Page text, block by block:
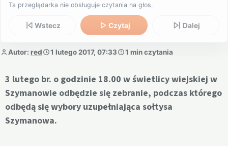
Ta przeglądarka nie obsługuje czytania na głos.
Wstecz Czytaj Dalej
Autor: red 1 lutego 2017, 07:33 1 min czytania
3 lutego br. o godzinie 18.00 w świetlicy wiejskiej w
Szymanowie odbędzie się zebranie, podczas którego
odbędą się wybory uzupełniająca sołtysa
Szymanowa.